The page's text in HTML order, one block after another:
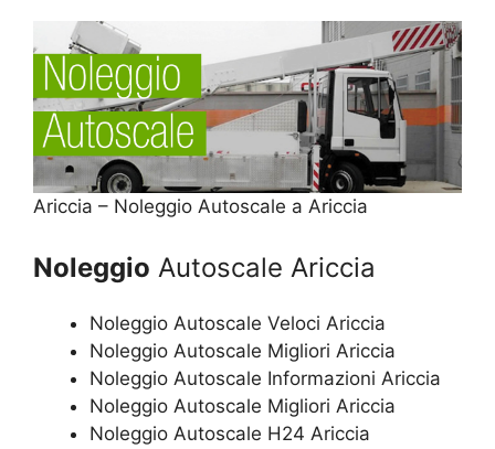
Ariccia – Noleggio Autoscale a Ariccia
Noleggio Autoscale Ariccia
Noleggio Autoscale Veloci Ariccia
Noleggio Autoscale Migliori Ariccia
Noleggio Autoscale Informazioni Ariccia
Noleggio Autoscale Migliori Ariccia
Noleggio Autoscale H24 Ariccia